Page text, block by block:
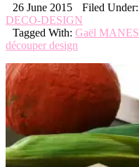
26 June 2015 Filed Under:
DECO-DESIGN
Tagged With: Gaël MANES
découper design